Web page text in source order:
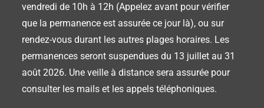
vendredi de 10h à 12h (Appelez avant pour vérifier
que la permanence est assurée ce jour là), ou sur
rendez-vous durant les autres plages horaires. Les
permanences seront suspendues du 13 juillet au 31
août 2026. Une veille à distance sera assurée pour
consulter les mails et les appels téléphoniques.